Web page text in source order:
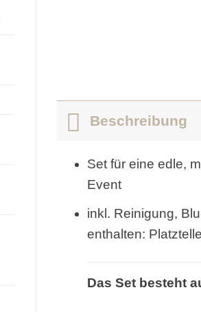
Beschreibung
Set für eine edle,
Event
inkl. Reinigung,
enthalten:
Das Set besteht